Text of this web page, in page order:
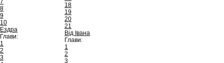
7
8
9
10
Ездра
Глави:
1
2
3
18
19
20
21
Від Івана
Глави:
1
2
3